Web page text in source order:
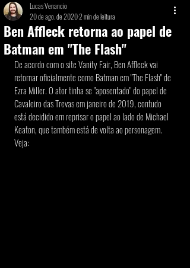
Ben Affleck retorna ao papel de
Batman em "The Flash"
Lucas Venancio
20 de ago. de 20202 min de leitura
De acordo com o site Vanity Fair, Ben Affleck vai
retornar oficialmente como Batman em "The Flash" de
Ezra Miller. O ator tinha se "aposentado" do papel de
Cavaleiro das Trevas em janeiro de 2019, contudo
está decidido em reprisar o papel ao lado de Michael
Keaton, que também está de volta ao personagem.
Veja: